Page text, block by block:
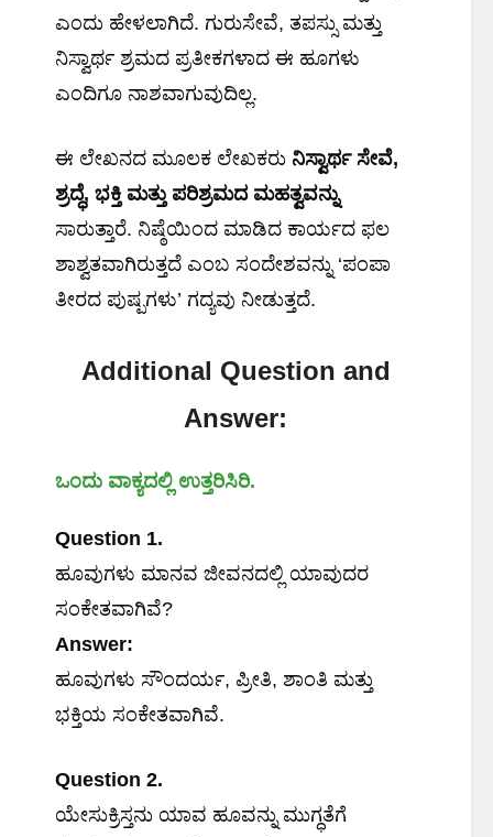
ಎಂದು ಹೇಳಲಾಗಿದೆ. ಗುರುಸೇವೆ, ತಪಸ್ಸು ಮತ್ತು
ನಿಸ್ವಾರ್ಥ ಶ್ರಮದ ಪ್ರತೀಕಗಳಾದ ಈ ಹೂಗಳು
ಎಂದಿಗೂ ನಾಶವಾಗುವುದಿಲ್ಲ.
ಈ ಲೇಖನದ ಮೂಲಕ ಲೇಖಕರು ನಿಸ್ವಾರ್ಥ ಸೇವೆ,
ಶ್ರದ್ಧೆ, ಭಕ್ತಿ ಮತ್ತು ಪರಿಶ್ರಮದ ಮಹತ್ವವನ್ನು
ಸಾರುತ್ತಾರೆ. ನಿಷ್ಠೆಯಿಂದ ಮಾಡಿದ ಕಾರ್ಯದ ಫಲ
ಶಾಶ್ವತವಾಗಿರುತ್ತದೆ ಎಂಬ ಸಂದೇಶವನ್ನು ‘ಪಂಪಾ
ತೀರದ ಪುಷ್ಪಗಳು’ ಗದ್ಯವು ನೀಡುತ್ತದೆ.
Additional Question and
Answer:
ಒಂದು ವಾಕ್ಯದಲ್ಲಿ ಉತ್ತರಿಸಿರಿ.
Question 1.
ಹೂವುಗಳು ಮಾನವ ಜೀವನದಲ್ಲಿ ಯಾವುದರ
ಸಂಕೇತವಾಗಿವೆ?
Answer:
ಹೂವುಗಳು ಸೌಂದರ್ಯ, ಪ್ರೀತಿ, ಶಾಂತಿ ಮತ್ತು
ಭಕ್ತಿಯ ಸಂಕೇತವಾಗಿವೆ.
Question 2.
ಯೇಸುಕ್ರಿಸ್ತನು ಯಾವ ಹೂವನ್ನು ಮುಗ್ಧತೆಗೆ